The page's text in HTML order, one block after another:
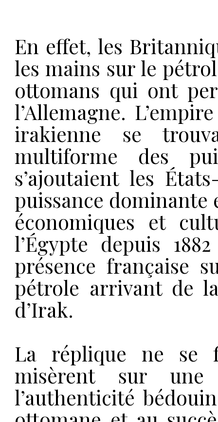
En effet, les
les mains sur le
ottomans qui ont
l’Allemagne.
irakienne se
multiforme des
s’ajoutaient les
puissance dominante
économiques et
l’Égypte depuis
présence française
pétrole arrivant de
d’Irak.
La réplique ne se
misèrent sur une
l’authenticité